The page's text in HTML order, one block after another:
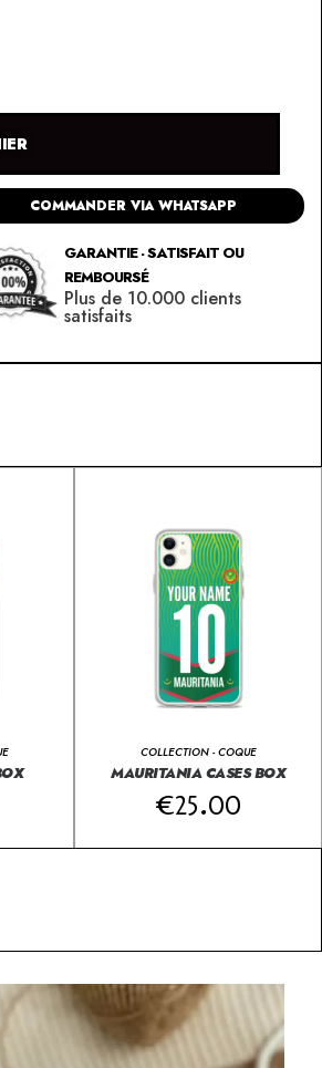
COMMANDER VIA WHATSAPP
GARANTIE - SATISFAIT OU
REMBOURSÉ
Plus de 10.000 clients
satisfaits
COLLECTION - COQUE
MAURITANIA CASES BOX
€25.00